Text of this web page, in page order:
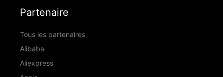
Partenaire
Tous les partenaires
Alibaba
Aliexpress